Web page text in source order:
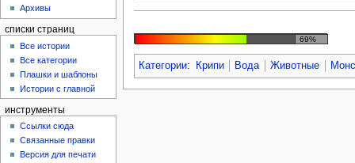
69%
Категории: Крипи Вода Животные
Архивы
списки страниц
Все истории
Все категории
Плашки и шаблоны
Истории с главной
инструменты
Ссылки сюда
Связанные правки
Версия для печати